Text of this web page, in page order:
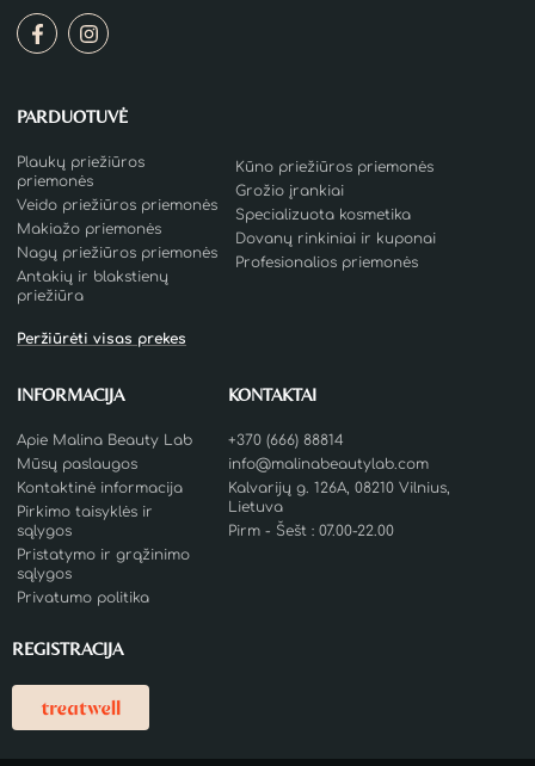
PARDUOTUVĖ
Plaukų priežiūros
priemonės
Veido priežiūros priemonės
Makiažo priemonės
Nagų priežiūros priemonės
Antakių ir blakstienų
priežiūra
Peržiūrėti visas prekes
Kūno priežiūros priemonės
Grožio įrankiai
Specializuota kosmetika
Dovanų rinkiniai ir kuponai
Profesionalios priemonės
INFORMACIJA
Apie Malina Beauty Lab
Mūsų paslaugos
Kontaktinė informacija
Pirkimo taisyklės ir
sąlygos
Pristatymo ir grąžinimo
sąlygos
Privatumo politika
KONTAKTAI
+370 (666) 88814
info@malinabeautylab.com
Kalvarijų g. 126A, 08210 Vilnius,
Lietuva
Pirm - Šešt : 07.00-22.00
REGISTRACIJA